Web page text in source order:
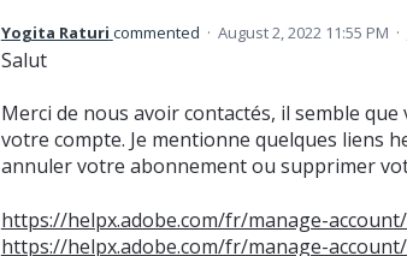
Yogita Raturi commented · August 2, 2022 11:55 PM ·
Salut
Merci de nous avoir contactés, il semble
votre compte. Je mentionne quelques liens
annuler votre abonnement ou supprimer
https://helpx.adobe.com/fr/manage-
https://helpx.adobe.com/fr/manage-